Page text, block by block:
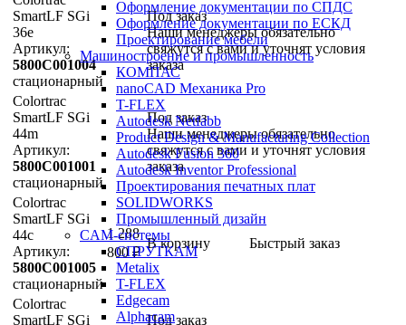
SmartLF SGi
36e
Артикул:
5800C001004
стационарный
Под заказ
Наши менеджеры обязательно
свяжутся с вами и уточнят условия
заказа
Colortrac
SmartLF SGi
44m
Артикул:
5800C001001
стационарный
Под заказ
Наши менеджеры обязательно
свяжутся с вами и уточнят условия
заказа
Colortrac
SmartLF SGi
44c
Артикул:
5800C001005
стационарный
1 288
800₽
В корзину Быстрый заказ
Colortrac
SmartLF SGi
Под заказ
Оформление документации по СПДС
Оформление документации по ЕСКД
Проектирование мебели
Машиностроение и промышленность
КОМПАС
nanoCAD Механика Pro
T-FLEX
Autodesk Netfabb
Product Design & Manufacturing Collection
Autodesk Fusion 360
Autodesk Inventor Professional
Проектирования печатных плат
SOLIDWORKS
Промышленный дизайн
CAM-системы
СПРУТКAM
Metalix
T-FLEX
Edgecam
Alphacam